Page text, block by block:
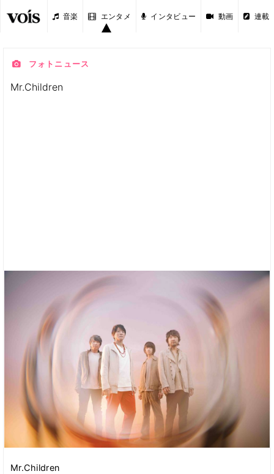
音楽 エンタメ インタビュー 動画 連載
フォトニュース
Mr.Children
Mr.Children